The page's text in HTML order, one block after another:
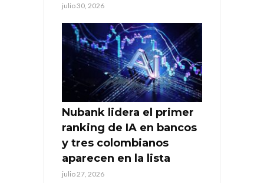
julio 30, 2026
Nubank lidera el primer
ranking de IA en bancos
y tres colombianos
aparecen en la lista
julio 27, 2026